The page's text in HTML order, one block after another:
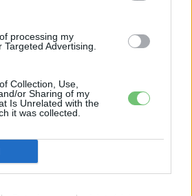
processing my
Advertising.
Collection, Use,
or Sharing of my
Is Unrelated with the
it was collected.
Kovács Kata
autókat és a modern technológiát!